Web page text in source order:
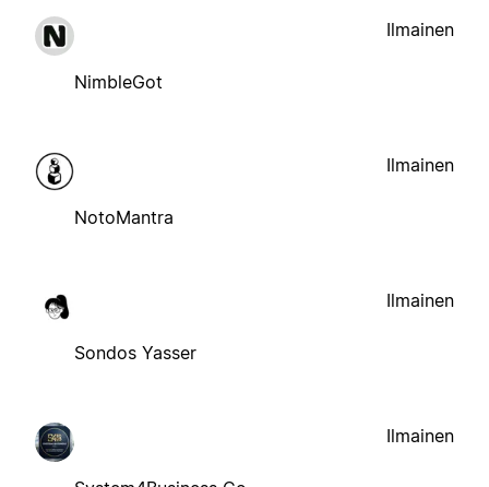
NimbleGot
Ilmainen
NotoMantra
Ilmainen
Sondos Yasser
Ilmainen
Ilmainen